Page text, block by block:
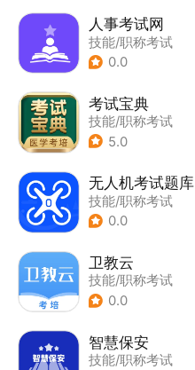
人事考试网
技能/职称考试
0.0
考试宝典
技能/职称考试
5.0
无人机考试题库
技能/职称考试
0.0
卫教云
技能/职称考试
0.0
智慧保安
技能/职称考试